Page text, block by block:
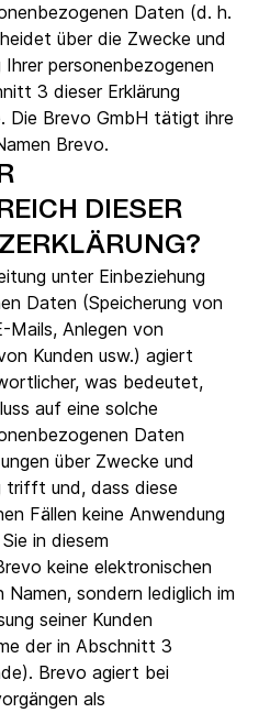
Daten (d. h.
über die Zwecke und
personenbezogenen
3 dieser Erklärung
Die Brevo GmbH tätigt ihre
Brevo.
DIESER
unter Einbeziehung
Daten (Speicherung von
Mails, Anlegen von
Kunden usw.) agiert
was bedeutet,
auf eine solche
Daten
über Zwecke und
trifft und, dass diese
Fällen keine Anwendung
in diesem
keine elektronischen
Namen, sondern lediglich im
seiner Kunden
der in Abschnitt 3
Brevo agiert bei
als